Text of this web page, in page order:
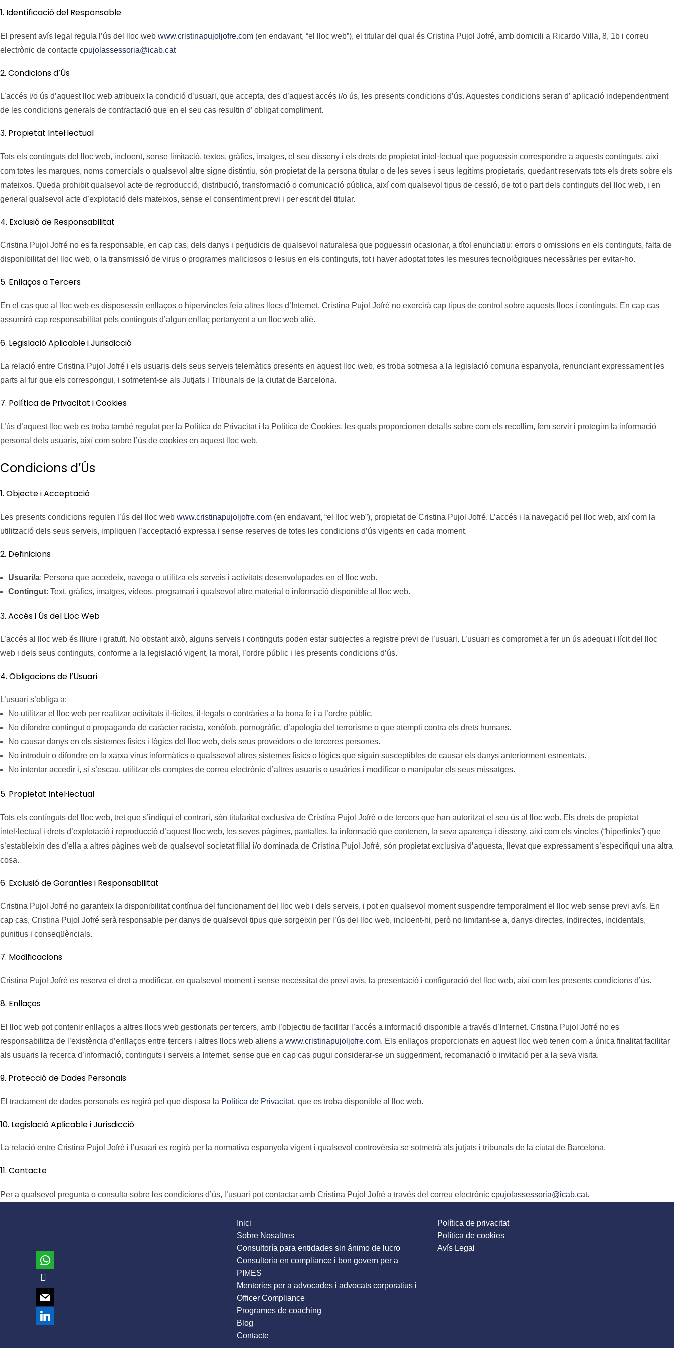
1. Identificació del Responsable
El present avís legal regula l’ús del lloc web www.cristinapujoljofre.com (en endavant, “el lloc web”), el titular del qual és Cristina Pujol Jofré, amb domicili a Ricardo Villa, 8, 1b i correu
electrònic de contacte cpujolassessoria@icab.cat
2. Condicions d’Ús
L’accés i/o ús d’aquest lloc web atribueix la condició d’usuari, que accepta, des d’aquest accés i/o ús, les presents condicions d’ús. Aquestes condicions seran d’ aplicació independentment
de les condicions generals de contractació que en el seu cas resultin d’ obligat compliment.
3. Propietat Intel·lectual
Tots els continguts del lloc web, incloent, sense limitació, textos, gràfics, imatges, el seu disseny i els drets de propietat intel·lectual que poguessin correspondre a aquests continguts, així
com totes les marques, noms comercials o qualsevol altre signe distintiu, són propietat de la persona titular o de les seves i seus legítims propietaris, quedant reservats tots els drets sobre els
mateixos. Queda prohibit qualsevol acte de reproducció, distribució, transformació o comunicació pública, així com qualsevol tipus de cessió, de tot o part dels continguts del lloc web, i en
general qualsevol acte d’explotació dels mateixos, sense el consentiment previ i per escrit del titular.
4. Exclusió de Responsabilitat
Cristina Pujol Jofré no es fa responsable, en cap cas, dels danys i perjudicis de qualsevol naturalesa que poguessin ocasionar, a títol enunciatiu: errors o omissions en els continguts, falta de
disponibilitat del lloc web, o la transmissió de virus o programes maliciosos o lesius en els continguts, tot i haver adoptat totes les mesures tecnològiques necessàries per evitar-ho.
5. Enllaços a Tercers
En el cas que al lloc web es disposessin enllaços o hipervincles feia altres llocs d’Internet, Cristina Pujol Jofré no exercirà cap tipus de control sobre aquests llocs i continguts. En cap cas
assumirà cap responsabilitat pels continguts d’algun enllaç pertanyent a un lloc web aliè.
6. Legislació Aplicable i Jurisdicció
La relació entre Cristina Pujol Jofré i els usuaris dels seus serveis telemàtics presents en aquest lloc web, es troba sotmesa a la legislació comuna espanyola, renunciant expressament les
parts al fur que els correspongui, i sotmetent-se als Jutjats i Tribunals de la ciutat de Barcelona.
7. Política de Privacitat i Cookies
L’ús d’aquest lloc web es troba també regulat per la Política de Privacitat i la Política de Cookies, les quals proporcionen detalls sobre com els recollim, fem servir i protegim la informació
personal dels usuaris, així com sobre l’ús de cookies en aquest lloc web.
Condicions d’Ús
1. Objecte i Acceptació
Les presents condicions regulen l’ús del lloc web www.cristinapujoljofre.com (en endavant, “el lloc web”), propietat de Cristina Pujol Jofré. L’accés i la navegació pel lloc web, així com la
utilització dels seus serveis, impliquen l’acceptació expressa i sense reserves de totes les condicions d’ús vigents en cada moment.
2. Definicions
Usuari/a: Persona que accedeix, navega o utilitza els serveis i activitats desenvolupades en el lloc web.
Contingut: Text, gràfics, imatges, vídeos, programari i qualsevol altre material o informació disponible al lloc web.
3. Accés i Ús del Lloc Web
L’accés al lloc web és lliure i gratuït. No obstant això, alguns serveis i continguts poden estar subjectes a registre previ de l’usuari. L’usuari es compromet a fer un ús adequat i lícit del lloc
web i dels seus continguts, conforme a la legislació vigent, la moral, l’ordre públic i les presents condicions d’ús.
4. Obligacions de l’Usuari
L’usuari s’obliga a:
No utilitzar el lloc web per realitzar activitats il·lícites, il·legals o contràries a la bona fe i a l’ordre públic.
No difondre contingut o propaganda de caràcter racista, xenòfob, pornogràfic, d’apologia del terrorisme o que atempti contra els drets humans.
No causar danys en els sistemes físics i lògics del lloc web, dels seus proveïdors o de terceres persones.
No introduir o difondre en la xarxa virus informàtics o qualssevol altres sistemes físics o lògics que siguin susceptibles de causar els danys anteriorment esmentats.
No intentar accedir i, si s’escau, utilitzar els comptes de correu electrònic d’altres usuaris o usuàries i modificar o manipular els seus missatges.
5. Propietat Intel·lectual
Tots els continguts del lloc web, tret que s’indiqui el contrari, són titularitat exclusiva de Cristina Pujol Jofré o de tercers que han autoritzat el seu ús al lloc web. Els drets de propietat
intel·lectual i drets d’explotació i reproducció d’aquest lloc web, les seves pàgines, pantalles, la informació que contenen, la seva aparença i disseny, així com els vincles (“hiperlinks”) que
s’estableixin des d’ella a altres pàgines web de qualsevol societat filial i/o dominada de Cristina Pujol Jofré, són propietat exclusiva d’aquesta, llevat que expressament s’especifiqui una altra
cosa.
6. Exclusió de Garanties i Responsabilitat
Cristina Pujol Jofré no garanteix la disponibilitat contínua del funcionament del lloc web i dels serveis, i pot en qualsevol moment suspendre temporalment el lloc web sense previ avís. En
cap cas, Cristina Pujol Jofré serà responsable per danys de qualsevol tipus que sorgeixin per l’ús del lloc web, incloent-hi, però no limitant-se a, danys directes, indirectes, incidentals,
punitius i conseqüèncials.
7. Modificacions
Cristina Pujol Jofré es reserva el dret a modificar, en qualsevol moment i sense necessitat de previ avís, la presentació i configuració del lloc web, així com les presents condicions d’ús.
8. Enllaços
El lloc web pot contenir enllaços a altres llocs web gestionats per tercers, amb l’objectiu de facilitar l’accés a informació disponible a través d’Internet. Cristina Pujol Jofré no es
responsabilitza de l’existència d’enllaços entre tercers i altres llocs web aliens a www.cristinapujoljofre.com. Els enllaços proporcionats en aquest lloc web tenen com a única finalitat facilitar
als usuaris la recerca d’informació, continguts i serveis a Internet, sense que en cap cas pugui considerar-se un suggeriment, recomanació o invitació per a la seva visita.
9. Protecció de Dades Personals
El tractament de dades personals es regirà pel que disposa la Política de Privacitat, que es troba disponible al lloc web.
10. Legislació Aplicable i Jurisdicció
La relació entre Cristina Pujol Jofré i l’usuari es regirà per la normativa espanyola vigent i qualsevol controvèrsia se sotmetrà als jutjats i tribunals de la ciutat de Barcelona.
11. Contacte
Per a qualsevol pregunta o consulta sobre les condicions d’ús, l’usuari pot contactar amb Cristina Pujol Jofré a través del correu electrònic cpujolassessoria@icab.cat.
whatsapp
mobile
mail
linkedin
Inici
Sobre Nosaltres
Consultoría para entidades sin ánimo de lucro
Consultoria en compliance i bon govern per a
PIMES
Mentories per a advocades i advocats corporatius i
Officer Compliance
Programes de coaching
Blog
Contacte
Política de privacitat
Política de cookies
Avís Legal